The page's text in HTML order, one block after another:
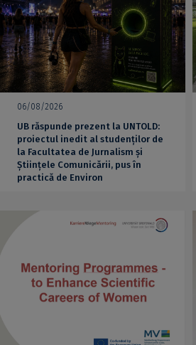
06/08/2026
UB răspunde prezent la UNTOLD:
proiectul inedit al studenților de
la Facultatea de Jurnalism și
Științele Comunicării, pus în
practică de Environ